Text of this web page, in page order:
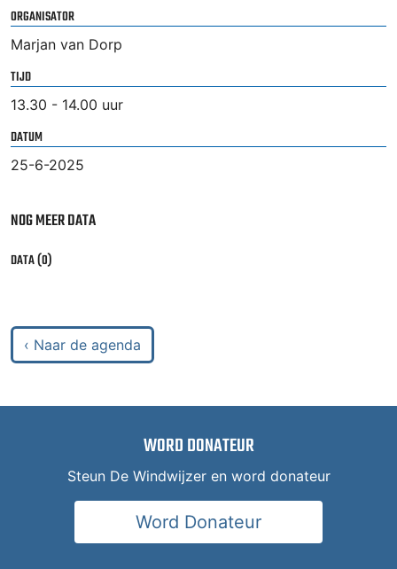
ORGANISATOR
Marjan van Dorp
TIJD
13.30 - 14.00 uur
DATUM
25-6-2025
NOG MEER DATA
DATA (0)
‹ Naar de agenda
WORD DONATEUR
Steun De Windwijzer en word donateur
Word Donateur